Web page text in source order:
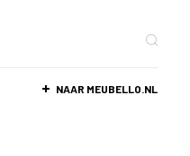
NAAR MEUBELLO.NL